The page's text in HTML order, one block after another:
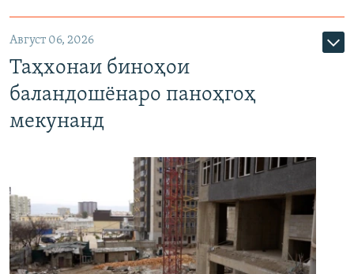
Август 06, 2026
Таҳхонаи биноҳои
баландошёнаро паноҳгоҳ
мекунанд